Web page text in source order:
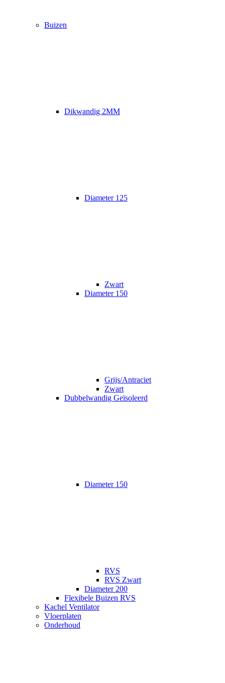
Buizen
Dikwandig 2MM
Diameter 125
Zwart
Diameter 150
Grijs/Antraciet
Zwart
Dubbelwandig Geïsoleerd
Diameter 150
RVS
RVS Zwart
Diameter 200
Flexibele Buizen RVS
Kachel Ventilator
Vloerplaten
Onderhoud